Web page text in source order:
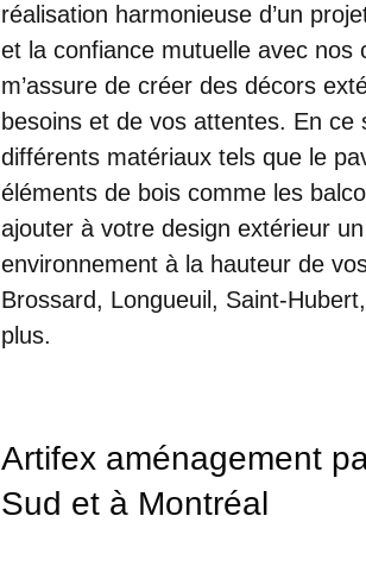
réalisation harmonieuse d’un
et la confiance mutuelle avec nos
m’assure de créer des décors
besoins et de vos attentes. En
différents matériaux tels que le
éléments de bois comme les
ajouter à votre design extérieur
environnement à la hauteur de
Brossard, Longueuil, Saint-
plus.
Artifex aménagement
Sud et à Montréal